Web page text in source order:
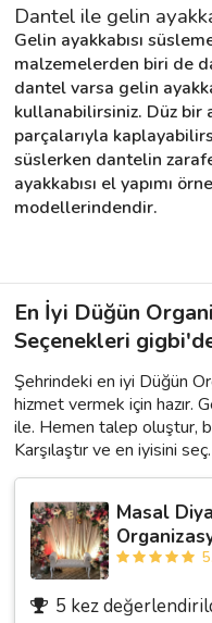
Dantel ile gelin
Gelin ayakkabısı
malzemelerden biri de
dantel varsa gelin
kullanabilirsiniz. Düz bir
parçalarıyla
süslerken dantelin
ayakkabısı el yapımı
modellerindendir.
En İyi Düğün
Seçenekleri
Şehrindeki en iyi Düğün
hizmet vermek için hazır.
ile. Hemen talep oluştur,
Karşılaştır ve en iyisini seç.
Masal
5 kez